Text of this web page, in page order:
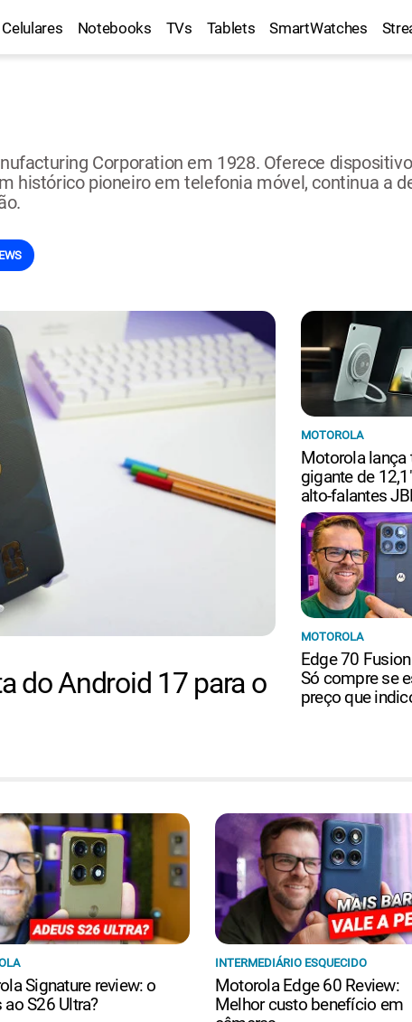
Celulares Notebooks TVs Tablets SmartWatches
Corporation em 1928. Oferece
histórico pioneiro em telefonia móvel, continua a
do Android 17 para o
MOTOROLA
Motorola lança
gigante de
alto-falantes
MOTOROLA
Edge 70
Só compre se
preço que
Signature review: o
ao S26 Ultra?
INTERMEDIÁRIO ESQUECIDO
Motorola Edge 60 Review:
Melhor custo benefício em